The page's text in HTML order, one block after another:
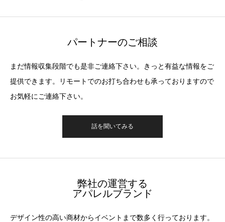
パートナーのご相談
まだ情報収集段階でも是非ご連絡下さい。きっと有益な情報をご
提供できます。リモートでのお打ち合わせも承っておりますので
お気軽にご連絡下さい。
話を聞いてみる
弊社の運営する
アパレルブランド
デザイン性の高い商材からイベントまで数多く行っております。